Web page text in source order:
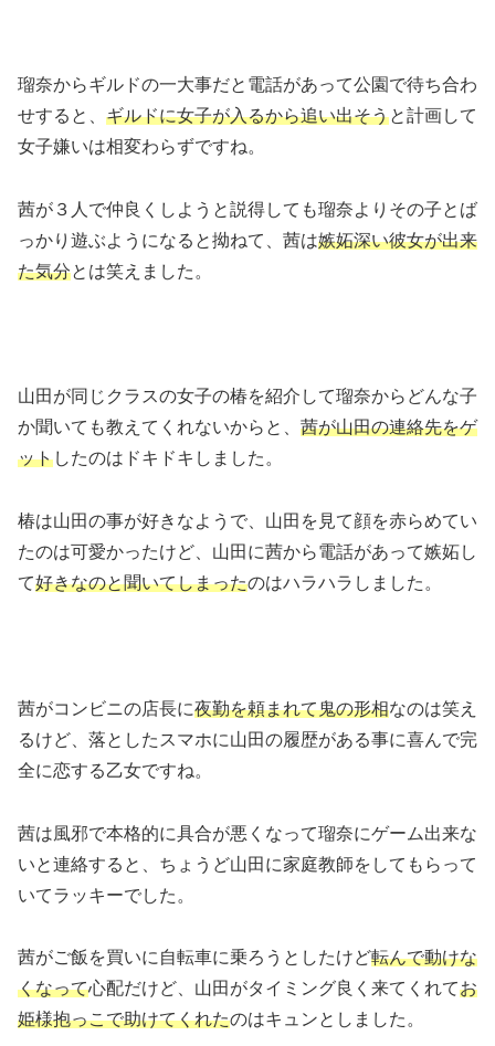
瑠奈からギルドの一大事だと電話があって公園で待ち合わ
せすると、 ギルドに女子が入るから追い出そうと計画して
女子嫌いは相変わらずですね。
茜が３人で仲良くしようと説得しても瑠奈よりその子とば
っかり遊ぶようになると拗ねて、茜は嫉妬深い彼女が出来
た気分とは笑えました。
山田が同じクラスの女子の椿を紹介して瑠奈からどんな子
か聞いても教えてくれないからと、 茜が山田の連絡先をゲ
ットしたのはドキドキしました。
椿は山田の事が好きなようで、山田を見て顔を赤らめてい
たのは可愛かったけど、山田に茜から電話があって嫉妬し
て好きなのと聞いてしまったのはハラハラしました。
茜がコンビニの店長に夜勤を頼まれて鬼の形相なのは笑え
るけど、落としたスマホに山田の履歴がある事に喜んで完
全に恋する乙女ですね。
茜は風邪で本格的に具合が悪くなって瑠奈にゲーム出来な
いと連絡すると、ちょうど山田に家庭教師をしてもらって
いてラッキーでした。
茜がご飯を買いに自転車に乗ろうとしたけど転んで動けな
くなって心配だけど、山田がタイミング良く来てくれてお
姫様抱っこで助けてくれたのはキュンとしました。